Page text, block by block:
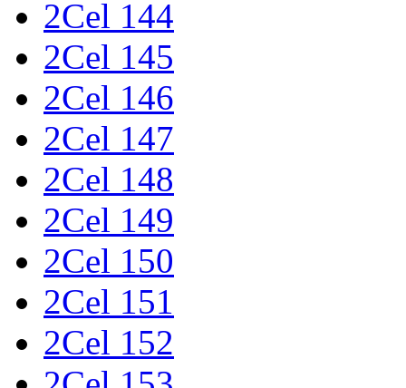
2Cel 144
2Cel 145
2Cel 146
2Cel 147
2Cel 148
2Cel 149
2Cel 150
2Cel 151
2Cel 152